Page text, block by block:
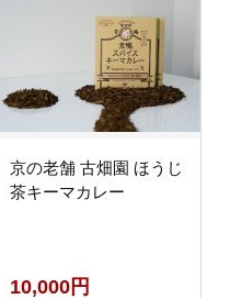
京の老舗 古畑園 ほうじ
茶キーマカレー
10,000円